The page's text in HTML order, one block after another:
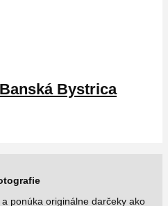
Bystrica
ponúka originálne darčeky ako